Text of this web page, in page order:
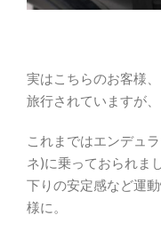
実はこちらのお客様
旅行されていますが
これまではエンデュ
ネ)に乗っておられま
下りの安定感など運
様に。